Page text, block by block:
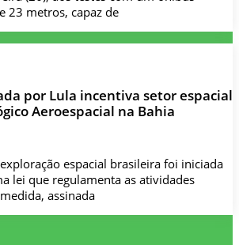
23 metros, capaz de
por Lula incentiva setor espacial
Aeroespacial na Bahia
espacial brasileira foi iniciada
lei que regulamenta as atividades
assinada